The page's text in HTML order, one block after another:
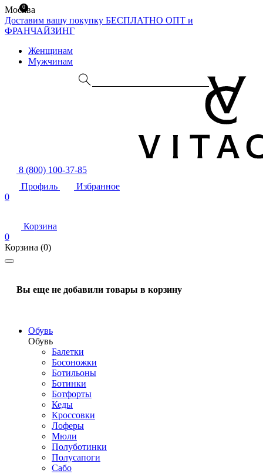
Москва
Доставим вашу покупку БЕСПЛАТНО ОПТ и
ФРАНЧАЙЗИНГ
Женщинам
Мужчинам
8 (800) 100-37-85
Профиль
Избранное
0
Корзина
0
Корзина (0)
Вы еще не добавили товары в корзину
Обувь
Обувь
Балетки
Босоножки
Ботильоны
Ботинки
Ботфорты
Кеды
Кроссовки
Лоферы
Мюли
Полуботинки
Полусапоги
Сабо
0